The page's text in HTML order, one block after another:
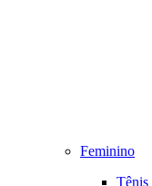
Feminino
Tênis